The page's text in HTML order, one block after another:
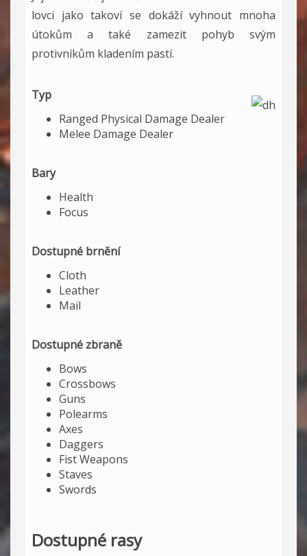
lovci jako takoví se dokáží vyhnout mnoha
útokům a také zamezit pohyb svým
protivníkům kladením pastí.
Typ
Ranged Physical Damage Dealer
Melee Damage Dealer
Bary
Health
Focus
Dostupné brnění
Cloth
Leather
Mail
Dostupné zbraně
Bows
Crossbows
Guns
Polearms
Axes
Daggers
Fist Weapons
Staves
Swords
Dostupné rasy